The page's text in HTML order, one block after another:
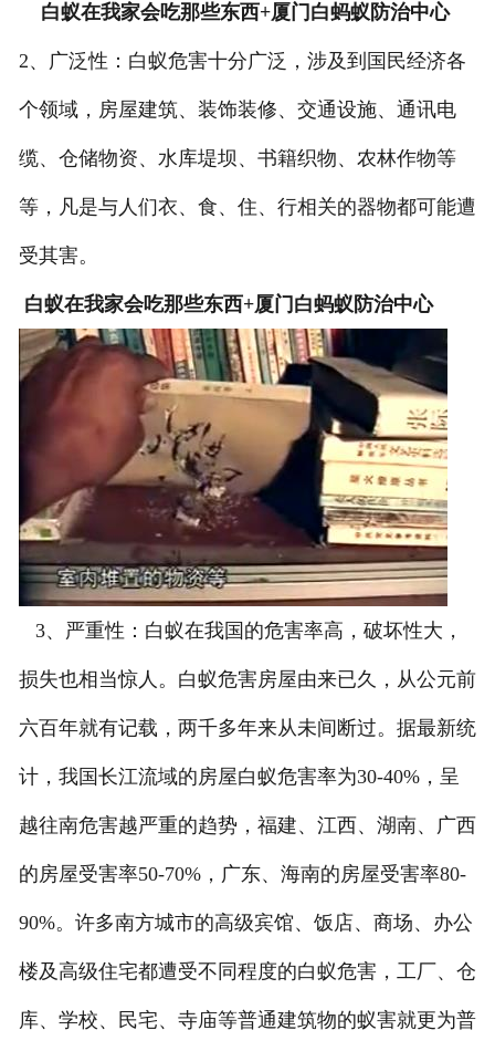
白蚁在我家会吃那些东西+厦门白蚂蚁防治中心
2、广泛性：白蚁危害十分广泛，涉及到国民经济各
个领域，房屋建筑、装饰装修、交通设施、通讯电
缆、仓储物资、水库堤坝、书籍织物、农林作物等
等，凡是与人们衣、食、住、行相关的器物都可能遭
受其害。
白蚁在我家会吃那些东西+厦门白蚂蚁防治中心
3、严重性：白蚁在我国的危害率高，破坏性大，
损失也相当惊人。白蚁危害房屋由来已久，从公元前
六百年就有记载，两千多年来从未间断过。据最新统
计，我国长江流域的房屋白蚁危害率为30-40%，呈
越往南危害越严重的趋势，福建、江西、湖南、广西
的房屋受害率50-70%，广东、海南的房屋受害率80-
90%。许多南方城市的高级宾馆、饭店、商场、办公
楼及高级住宅都遭受不同程度的白蚁危害，工厂、仓
库、学校、民宅、寺庙等普通建筑物的蚁害就更为普